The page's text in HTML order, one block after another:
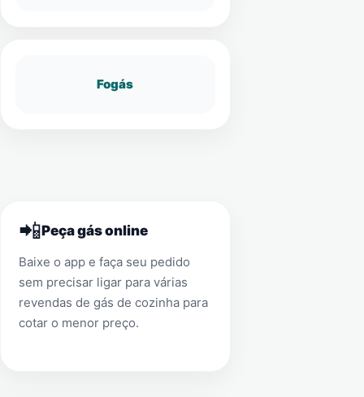
Fogás
📲Peça gás online
Baixe o app e faça seu pedido
sem precisar ligar para várias
revendas de gás de cozinha para
cotar o menor preço.